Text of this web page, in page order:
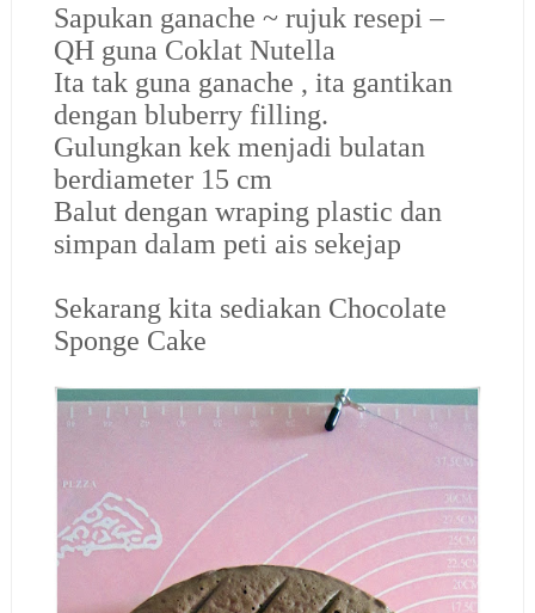
Sapukan ganache ~ rujuk resepi –
QH guna Coklat Nutella
Ita tak guna ganache , ita gantikan
dengan bluberry filling.
Gulungkan kek menjadi bulatan
berdiameter 15 cm
Balut dengan wraping plastic dan
simpan dalam peti ais sekejap
Sekarang kita sediakan Chocolate
Sponge Cake